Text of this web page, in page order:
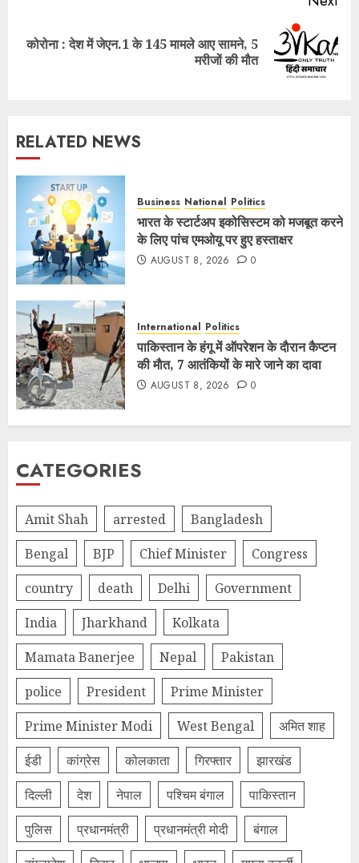
Next
कोरोना : देश में जेएन.1 के 145 मामले आए सामने, 5
मरीजों की मौत
RELATED NEWS
Business National Politics
भारत के स्टार्टअप इकोसिस्टम को मजबूत करने
के लिए पांच एमओयू पर हुए हस्ताक्षर
AUGUST 8, 2026 0
International Politics
पाकिस्तान के हंगू में ऑपरेशन के दाैरान कैप्टन
की माैत, 7 आतंकियों के मारे जाने का दावा
AUGUST 8, 2026 0
CATEGORIES
Amit Shah arrested
Bangladesh
Bengal
BJP Chief Minister
Congress
country
death Delhi
Government
India
Jharkhand
Kolkata
Mamata Banerjee
Nepal
Pakistan
police
President
Prime Minister
Prime Minister Modi
West Bengal
अमित शाह
ईडी
कांग्रेस कोलकाता गिरफ्तार
झारखंड
दिल्‍ली
देश नेपाल पश्चिम बंगाल
पाकिस्तान
पुलिस
प्रधानमंत्री प्रधानमंत्री मोदी
बंगाल